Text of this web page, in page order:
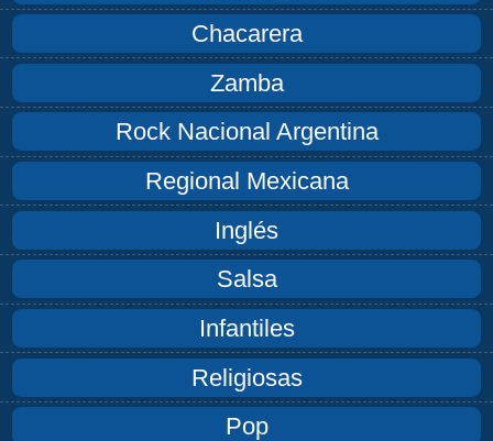
Chacarera
Zamba
Rock Nacional Argentina
Regional Mexicana
Inglés
Salsa
Infantiles
Religiosas
Pop